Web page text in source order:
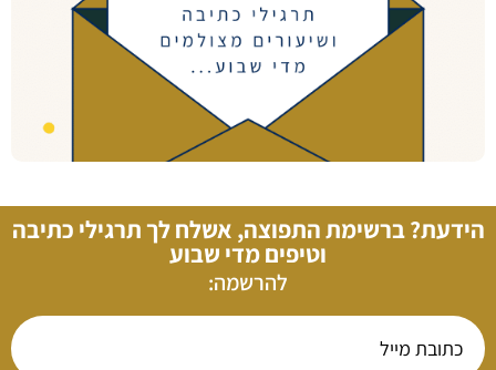
הידעת? ברשימת התפוצה, אשלח לך תרגילי כתיבה
וטיפים מדי שבוע
להרשמה: